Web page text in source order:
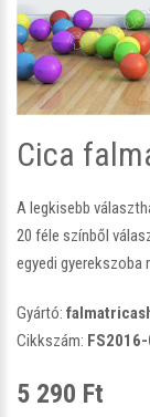
Cica
A legkisebb
20 féle színből
egyedi
Gyártó:
Cikkszám:
5 290 Ft